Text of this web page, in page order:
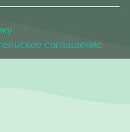
соглашение